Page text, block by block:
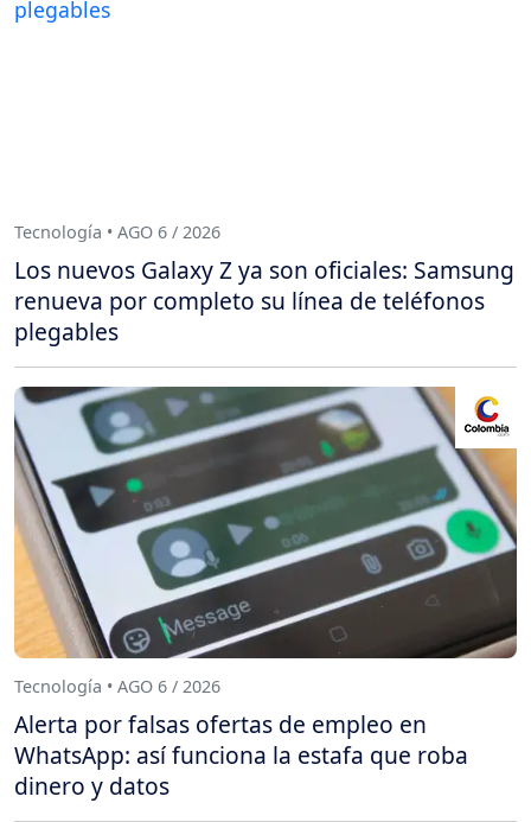
Tecnología • AGO 6 / 2026
Los nuevos Galaxy Z ya son oficiales: Samsung
renueva por completo su línea de teléfonos
plegables
Tecnología • AGO 6 / 2026
Alerta por falsas ofertas de empleo en
WhatsApp: así funciona la estafa que roba
dinero y datos